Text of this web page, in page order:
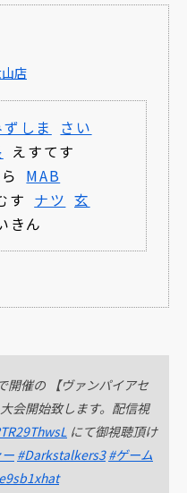
店
ずしま
さい
えすてす
MAB
す ナツ 玄
きん
開催の 【ヴァンパイアセ
会開始致します。配信視
にて御視聴頂け
#Darkstalkers3 #ゲーム